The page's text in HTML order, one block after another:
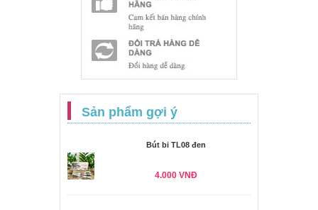
Sản phẩm gợi ý
Bút bi TL08 đen
4.000 VNĐ